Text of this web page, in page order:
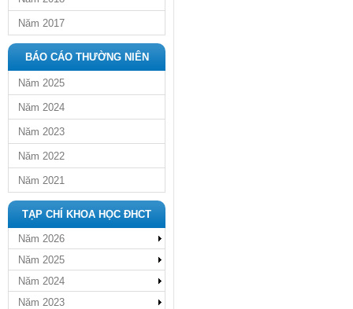
Năm 2017
BÁO CÁO THƯỜNG NIÊN
Năm 2025
Năm 2024
Năm 2023
Năm 2022
Năm 2021
TẠP CHÍ KHOA HỌC ĐHCT
Năm 2026
Năm 2025
Năm 2024
Năm 2023